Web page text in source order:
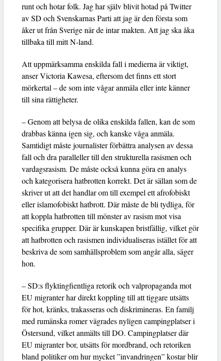
runt och hotar folk. Jag har själv blivit hotad på Twitter
av SD och Svenskarnas Parti att jag är den första som
åker ut från Sverige när de intar makten. Att jag ska åka
tillbaka till mitt N-land.
Att uppmärksamma enskilda fall i medierna är viktigt,
anser Victoria Kawesa, eftersom det finns ett stort
mörkertal – de som inte vågar anmäla eller inte känner
till sina rättigheter.
– Genom att belysa de olika enskilda fallen, kan de som
drabbas känna igen sig, och kanske våga anmäla.
Samtidigt måste journalister förbättra analysen av dessa
fall och dra paralleller till den strukturella rasismen och
vardagsrasism. De måste också kunna göra en analys
och kategorisera hatbrotten korrekt. Det är sällan som de
skriver ut att det handlar om till exempel ett afrofobiskt
eller islamofobiskt hatbrott. Där måste de bli tydliga, för
att koppla hatbrotten till mönster av rasism mot visa
specifika grupper. Där är kunskapen bristfällig, vilket gör
att hatbrotten och rasismen individualiseras istället för att
beskriva de som samhällsproblem som angår alla, säger
hon.
– SD:s flyktingfientliga retorik och valpropaganda mot
EU migranter har direkt koppling till att tiggare utsätts
för hot, kränks, trakasseras och diskrimineras. En familj
med rumänska romer vägrades nyligen campingplatser i
Östersund, vilket anmälts till DO. Campingplatser där
EU migranter bor, utsätts för mordbrand, och retoriken
bland politiker om hur mycket ”invandringen” kostar blir